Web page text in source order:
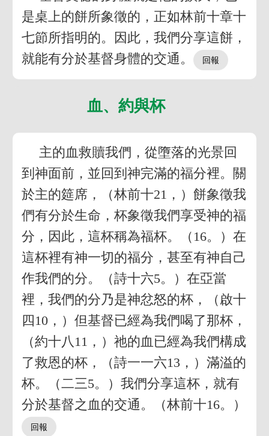
是桌上的餅所象徵的，正如林前十章十
七節所指明的。因此，我們分享這餅，
就能有分於基督身體的交通。
血、約與杯
主的血救贖我們，從墮落的光景回
到神面前，並回到神完滿的福分裡。關
於主的筵席，（林前十21，）餅象徵我
們有分於生命，杯象徵我們享受神的福
分，因此，這杯稱為福杯。（16。）在
這杯裡有神一切的福分，甚至有神自己
作我們的分。（詩十六5。）在亞當
裡，我們的分乃是神忿怒的杯，（啟十
四10，）但基督已經為我們喝了那杯，
（約十八11，）祂的血已經為我們構成
了救恩的杯，（詩一一六13，）滿溢的
杯。（二三5。）我們分享這杯，就有
分於基督之血的交通。（林前十16。）